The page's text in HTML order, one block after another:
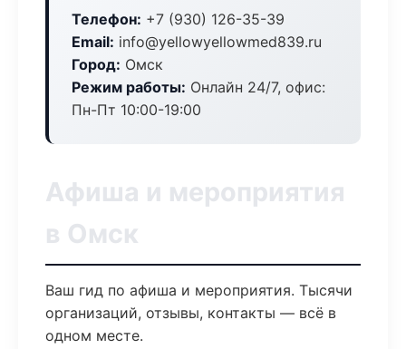
Телефон: +7 (930) 126-35-39
Email: info@yellowyellowmed839.ru
Город: Омск
Режим работы: Онлайн 24/7, офис:
Пн-Пт 10:00-19:00
Афиша и мероприятия
в Омск
Ваш гид по афиша и мероприятия. Тысячи
организаций, отзывы, контакты — всё в
одном месте.